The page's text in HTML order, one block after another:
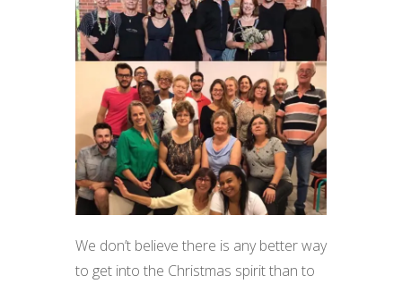
We don’t believe there is any better way
to get into the Christmas spirit than to